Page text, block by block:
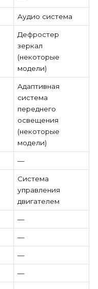
Аудио система
Дефростер
зеркал
(некоторые
модели)
Адаптивная
система
переднего
освещения
(некоторые
модели)
—
Система
управления
двигателем
—
—
—
—